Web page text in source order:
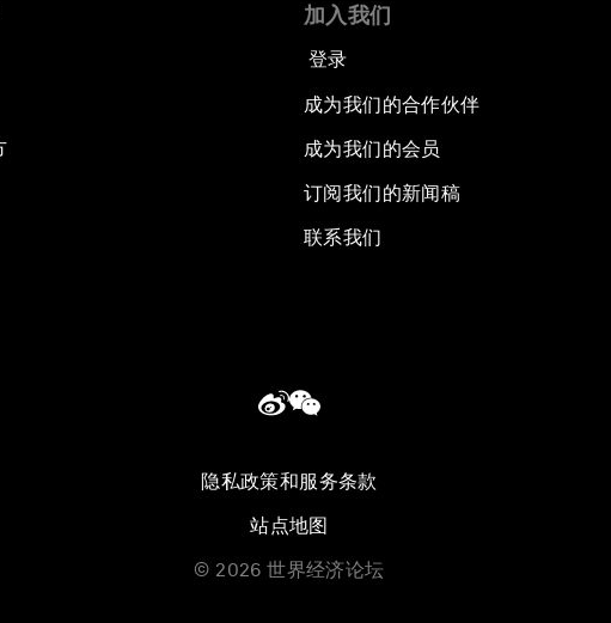
加入我们
登录
成为我们的合作伙伴
成为我们的会员
订阅我们的新闻稿
联系我们
隐私政策和服务条款
站点地图
© 2026 世界经济论坛